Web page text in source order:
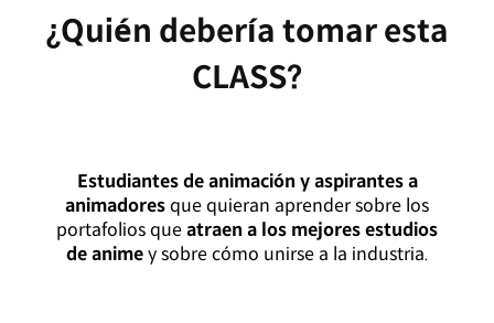
¿Quién debería tomar esta
CLASS?
Estudiantes de animación y aspirantes a
animadoresque quieran aprender sobre los
portafolios queatraen a los mejores estudios
de animey sobre cómo unirse a la industria.